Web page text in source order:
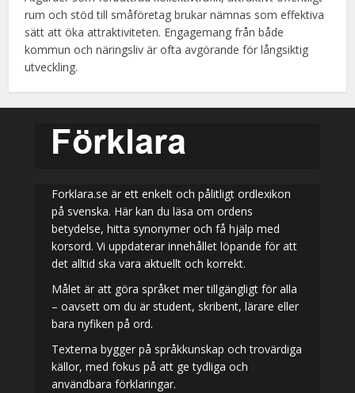
rum och stöd till småföretag brukar nämnas som effektiva
sätt att öka attraktiviteten. Engagemang från både
kommun och näringsliv är ofta avgörande för långsiktig
utveckling.
Forklara.se är ett enkelt och pålitligt ordlexikon
på svenska. Här kan du läsa om ordens
betydelse, hitta synonymer och få hjälp med
korsord. Vi uppdaterar innehållet löpande för att
det alltid ska vara aktuellt och korrekt.
Målet är att göra språket mer tillgängligt för alla
– oavsett om du är student, skribent, lärare eller
bara nyfiken på ord.
Texterna bygger på språkkunskap och trovärdiga
källor, med fokus på att ge tydliga och
användbara förklaringar.